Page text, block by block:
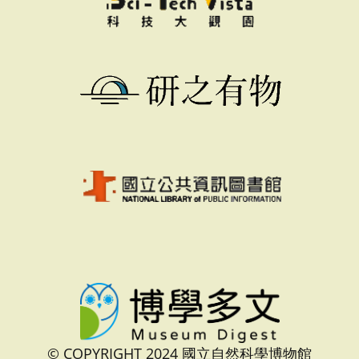
© COPYRIGHT 2024 國立自然科學博物館